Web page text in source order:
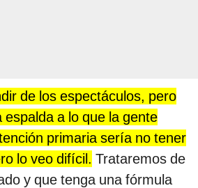
de los espectáculos, pero
espalda a lo que la gente
primaria sería no tener
lo veo difícil. Trataremos de
y que tenga una fórmula